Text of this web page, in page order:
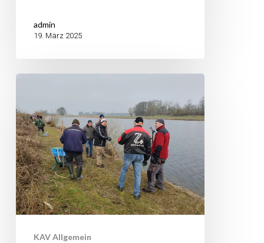
admin
19. März 2025
unseren
Gewässern
KAV Allgemein